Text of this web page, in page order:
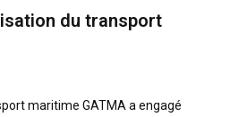
du transport
maritime GATMA a engagé